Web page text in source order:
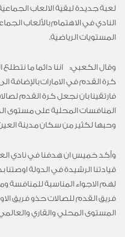
لعبة جديدة لبقية الالعاب
النادي في الاهتمام بالألعاب
المستويات الرياضية.
وقال الكعبي: اننا دائما ما نتطلع
كرة القدم في الامارات بالإضافة
فارتقينا بان نجعل كرة القدم
المنافسات المحلية على مستوى
وحبها لكثير من سكان مدينة
وأكد خميس ان هدفنا في نادي
قيادتنا الرشيدة في الدولة
لهم الاجواء المناسبة للمنافسة
فريق القدم للصالات حذو فريق
المستوى المحلي والقاري